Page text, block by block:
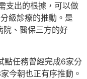
支出的根據，可以做
級診療的推動。是
院、醫保三方的好
點任務曾經完成6家分
今朝也正有序推動。